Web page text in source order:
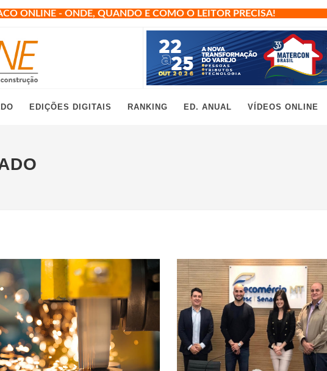
ONLINE - ONDE, QUANDO E COMO O LEITOR PRECISA!
EDIÇÕES DIGITAIS RANKING ED. ANUAL VÍDEOS ONLINE